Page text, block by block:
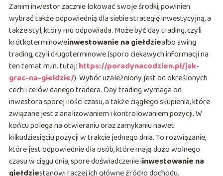
Zanim inwestor zacznie lokować swoje środki, powinien
wybrać także odpowiednią dla siebie strategię inwestycyjną, a
także styl, który mu odpowiada. Może być day trading, czyli
krótkoterminoweinwestowanie na giełdziealbo swing
trading, czyli długoterminowe (sporo ciekawych informacji na
ten temat m.in. tutaj: https://poradynacodzien.pl/jak-
grac-na-gieldzie/). Wybór uzależniony jest od określonych
cech i celów danego tradera. Day trading wymaga od
inwestora sporej ilości czasu, a także ciągłego skupienia, które
związane jest z analizowaniem i kontrolowaniem pozycji. W
końcu polega na otwieraniu oraz zamykaniu nawet
kilkudziesięciu pozycji w trakcie jednego dnia. To rozwiązanie,
które jest odpowiednie dla osób, które mają dużo wolnego
czasu w ciągu dnia, spore doświadczenie iinwestowanie na
giełdziestanowi raczej ich główne źródło dochodu.